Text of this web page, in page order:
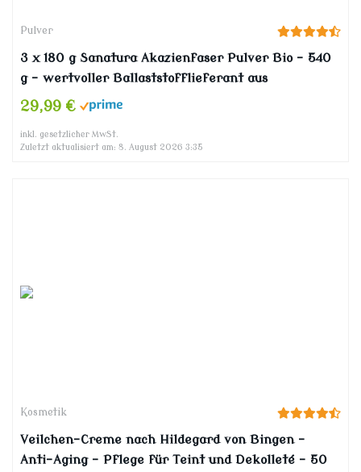
Pulver
3 x 180 g Sanatura Akazienfaser Pulver Bio – 540
g – wertvoller Ballaststofflieferant aus
Akazienfasern – lösliche Ballaststoffe – vegan,
29,99 €
inkl. gesetzlicher MwSt.
Zuletzt aktualisiert am: 8. August 2026 3:35
Kosmetik
Veilchen-Creme nach Hildegard von Bingen –
Anti-Aging – Pflege für Teint und Dekolleté – 50